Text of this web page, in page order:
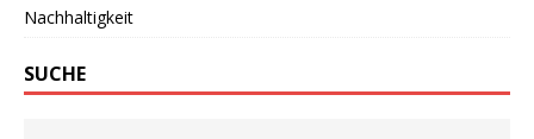
Nachhaltigkeit
SUCHE